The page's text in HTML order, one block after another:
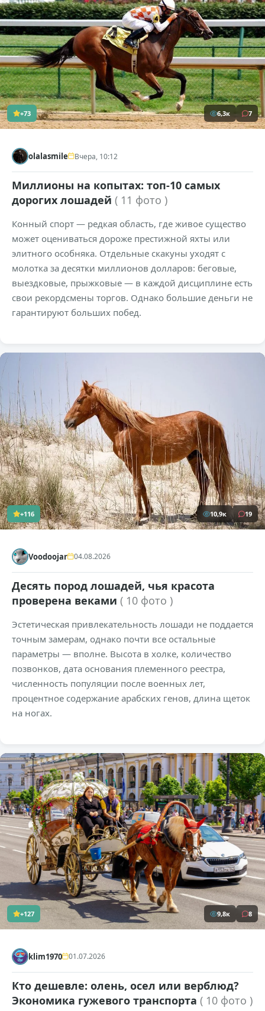
+73 6,3к 7
olalasmile Вчера, 10:12
Миллионы на копытах: топ-10 самых
дорогих лошадей ( 11 фото )
Конный спорт — редкая область, где живое существо
может оцениваться дороже престижной яхты или
элитного особняка. Отдельные скакуны уходят с
молотка за десятки миллионов долларов: беговые,
выездковые, прыжковые — в каждой дисциплине есть
свои рекордсмены торгов. Однако большие деньги не
гарантируют больших побед.
+116 10,9к 19
Voodoojar 04.08.2026
Десять пород лошадей, чья красота
проверена веками ( 10 фото )
Эстетическая привлекательность лошади не поддается
точным замерам, однако почти все остальные
параметры — вполне. Высота в холке, количество
позвонков, дата основания племенного реестра,
численность популяции после военных лет,
процентное содержание арабских генов, длина щеток
на ногах.
+127 9,8к 8
klim1970 01.07.2026
Кто дешевле: олень, осел или верблюд?
Экономика гужевого транспорта ( 10 фото )